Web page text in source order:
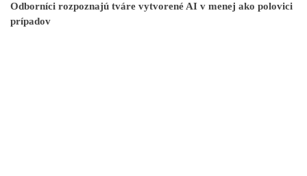
Odborníci rozpoznajú tváre vytvorené AI v menej ako polovici
prípadov